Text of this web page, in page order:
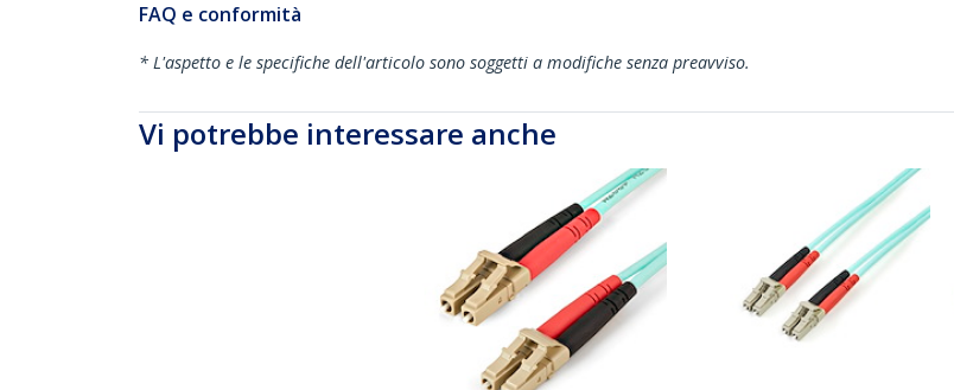
FAQ e conformità
* L'aspetto e le specifiche dell'articolo sono soggetti a modifiche senza preavviso.
Vi potrebbe interessare anche